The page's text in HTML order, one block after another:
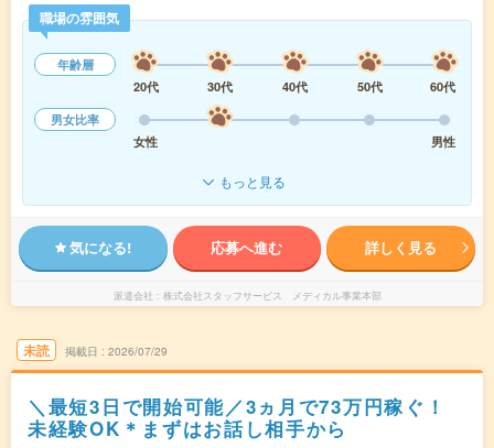
職場の雰囲気
年齢層
20代
30代 40代 50代
60代
男女比率
女性
男性
もっと見る
気になる! 応募へ進む 詳しく見る
派遣会社 株式会社スタッフサービス メディカル事業本部
未読 掲載日 2026/07/29
＼最短3日で開始可能／3ヵ月で73万円稼ぐ！
未経験OK＊まずはお話し相手から